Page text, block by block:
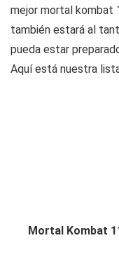
mejor mortal kombat
también estará al
pueda estar
Aquí está nuestra
Mortal Kombat